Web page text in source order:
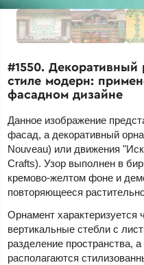
#1550. Декоративный
стиле модерн:
фасадном дизайне
Данное изображение
фасад, а декоративный
Nouveau) или движения
Crafts). Узор выполнен в
кремово-желтом фоне и
повторяющееся
Орнамент характеризуется
вертикальные стебли с
разделение пространства,
располагаются